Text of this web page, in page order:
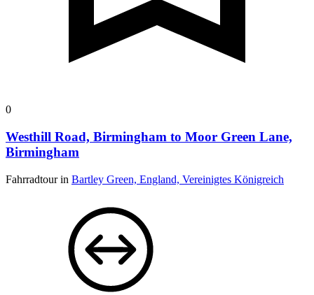
0
Westhill Road, Birmingham to Moor Green Lane,
Birmingham
Fahrradtour in Bartley Green, England, Vereinigtes Königreich